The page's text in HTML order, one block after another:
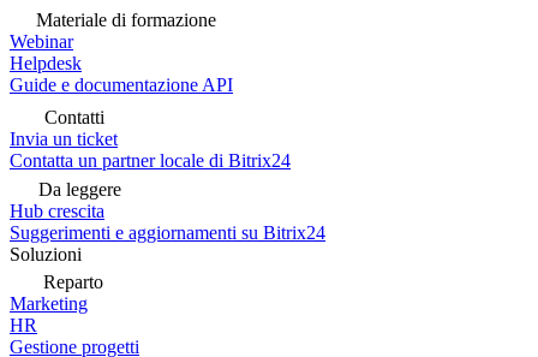
Materiale di formazione
Webinar
Helpdesk
Guide e documentazione API
Contatti
Invia un ticket
Contatta un partner locale di Bitrix24
Da leggere
Hub crescita
Suggerimenti e aggiornamenti su Bitrix24
Soluzioni
Reparto
Marketing
HR
Gestione progetti